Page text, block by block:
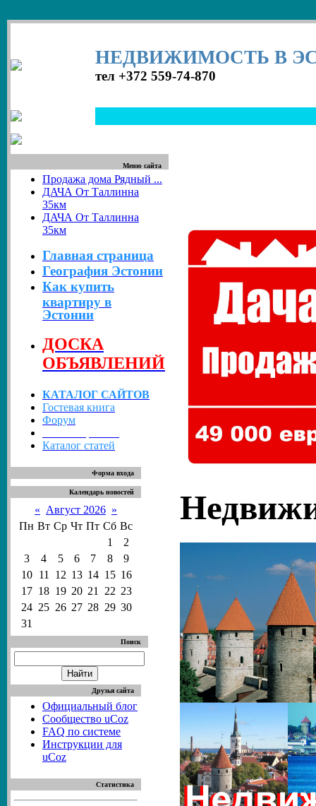
НЕДВИЖИМОСТЬ В
тел +372 559-74-870
Меню сайта
Продажа дома Рядный ...
ДАЧА От Таллинна
35км
ДАЧА От Таллинна
35км
Главная страница
География Эстонии
Как купить
квартиру в
Эстонии
ДОСКА
ОБЪЯВЛЕНИЙ
КАТАЛОГ САЙТОВ
Гостевая книга
Форум
Каталог статей
Форма входа
Календарь новостей
« Август 2026 »
Пн Вт Ср Чт Пт Сб Вс
1
2
3
4 5 6 7 8
9
10
11 12 13 14 15 16
17 18 19 20 21 22 23
24 25 26 27 28 29 30
31
Поиск
Друзья сайта
Официальный блог
Сообщество uCoz
FAQ по системе
Инструкции для
uCoz
Статистика